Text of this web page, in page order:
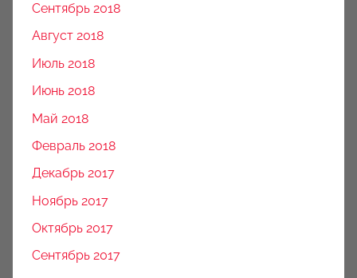
Сентябрь 2018
Август 2018
Июль 2018
Июнь 2018
Май 2018
Февраль 2018
Декабрь 2017
Ноябрь 2017
Октябрь 2017
Сентябрь 2017